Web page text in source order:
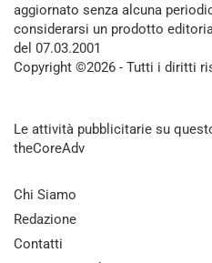
aggiornato senza alcuna
considerarsi un prodotto
del 07.03.2001
Copyright ©2026 - Tutti i diritti
Le attività pubblicitarie su
theCoreAdv
Chi Siamo
Redazione
Contatti